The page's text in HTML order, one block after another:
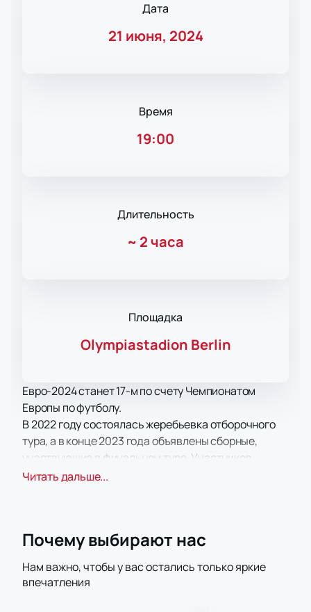
Дата
21 июня, 2024
Время
19:00
Длительность
~ 2 часа
Площадка
Olympiastadion Berlin
Евро-2024 станет 17-м по счету Чемпионатом
Европы по футболу.
В 2022 году состоялась жеребьевка отборочного
тура, а в конце 2023 года объявлены сборные,
участвующие в финальном туре. Участников,
вышедших на этот игровой этап 24, и одна из
У вас есть уникальная возможность побывать 21
который пройдет на стадионе Olympiastadion Berlin
в Берлине.
Читать дальше...
Почему выбирают нас
Нам важно, чтобы у вас остались только яркие
впечатления